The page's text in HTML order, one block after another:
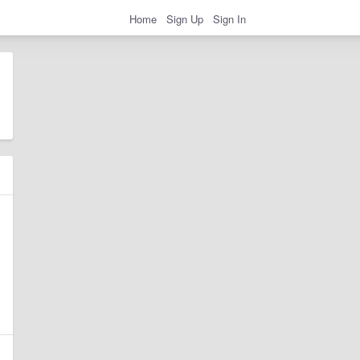
Home Sign Up Sign In